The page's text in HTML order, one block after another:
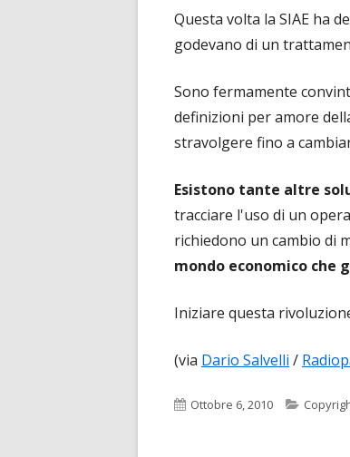
Questa volta la SIAE ha
godevano di un
Sono fermamente
definizioni per amore
stravolgere fino a
Esistono tante altre
tracciare l'uso di un
richiedono un cambio di
mondo economico che
Iniziare questa
(via Dario Salvelli /
Pubblicato
Ottobre 6, 2010